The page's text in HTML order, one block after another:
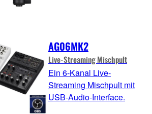
AG06MK2
Live-Streaming Mischpult
Ein 6-Kanal Live-
Streaming Mischpult mit
USB-Audio-Interface.